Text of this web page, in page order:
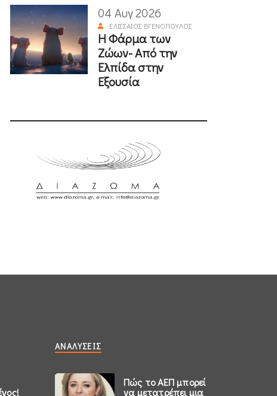
04 Αυγ 2026
ΕΛΙΣΣΑΊΟΣ ΒΓΕΝΌΠΟΥΛΟΣ
Η Φάρμα των
Ζώων- Από την
Ελπίδα στην
Εξουσία
ΑΝΑΛΎΣΕΙΣ
Πώς το ΑΕΠ μπορεί
να μετατρέπει μια